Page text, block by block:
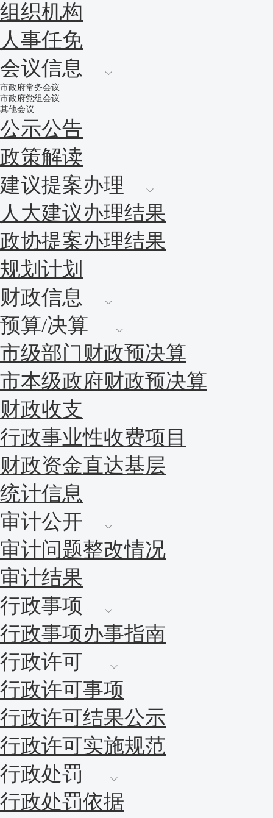
组织机构
人事任免
会议信息
市政府常务会议
市政府党组会议
其他会议
公示公告
政策解读
建议提案办理
人大建议办理结果
政协提案办理结果
规划计划
财政信息
预算/决算
市级部门财政预决算
市本级政府财政预决算
财政收支
行政事业性收费项目
财政资金直达基层
统计信息
审计公开
审计问题整改情况
审计结果
行政事项
行政事项办事指南
行政许可
行政许可事项
行政许可结果公示
行政许可实施规范
行政处罚
行政处罚依据